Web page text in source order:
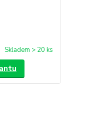
Skladem > 20 ks